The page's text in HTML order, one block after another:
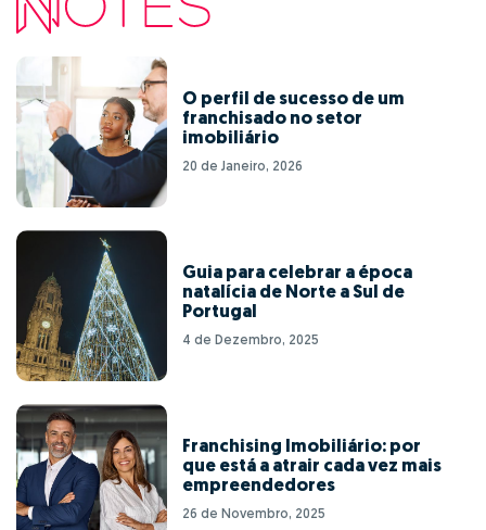
O perfil de sucesso de um
franchisado no setor
imobiliário
20 de Janeiro, 2026
Guia para celebrar a época
natalícia de Norte a Sul de
Portugal
4 de Dezembro, 2025
Franchising Imobiliário: por
que está a atrair cada vez mais
empreendedores
26 de Novembro, 2025